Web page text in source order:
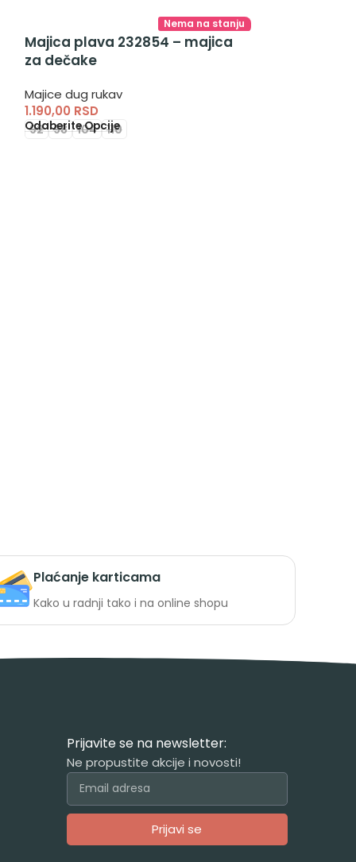
Nema na stanju
Majica plava 232854 – majica
za dečake
Majice dug rukav
1.190,00 RSD
Odaberite Opcije
92 98 104 110
Plaćanje karticama
Kako u radnji tako i na online shopu
Prijavite se na newsletter:
Ne propustite akcije i novosti!
Prijavi se